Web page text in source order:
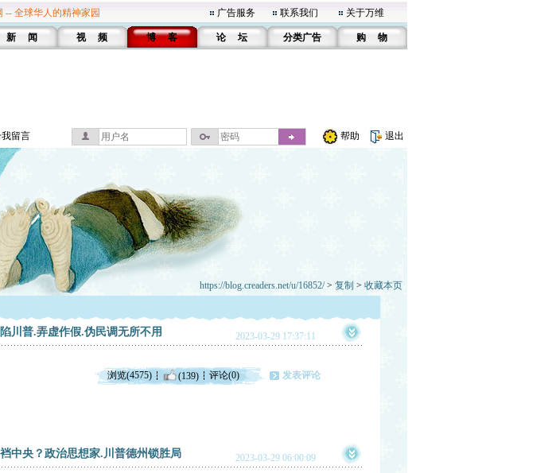
-- 全球华人的精神家园 广告服务 联系我们 关于万维
新 闻 视 频 博 客 论 坛 分类广告 购 物
留言 帮助 退出
https://blog.creaders.net/u/16852/> 复制 > 收藏本页
川普.弄虚作假.伪民调无所不用 2023-03-29 17:37:11
浏览(4575) (139) 评论(0) 发表评论
中央？政治思想家.川普德州锁胜局 2023-03-29 06:00:09